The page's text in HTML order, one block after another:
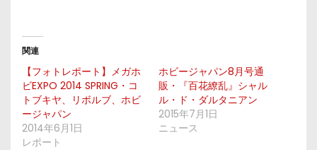
関連
【フォトレポート】メガホ
ビEXPO 2014 SPRING・コ
トブキヤ、リボルブ、ホビ
ージャパン
2014年6月1日
レポート
ホビージャパン8月号通
販・『百花繚乱』シャル
ル・ド・ダルタニアン
2015年7月1日
ニュース